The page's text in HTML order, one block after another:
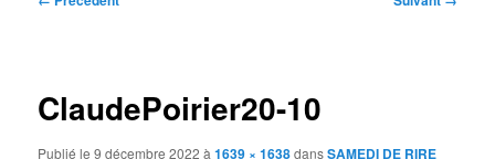
ClaudePoirier20-10
Publié le9 décembre 2022 à1639 × 1638dansSAMEDI DE RIRE